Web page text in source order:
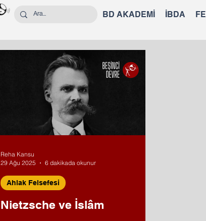
BD AKADEMİ İBDA
Nietzsche ve İslâm
Ahlak Felsefesi
Reha Kansu
29 Ağu 2025
6 dakikada okunur